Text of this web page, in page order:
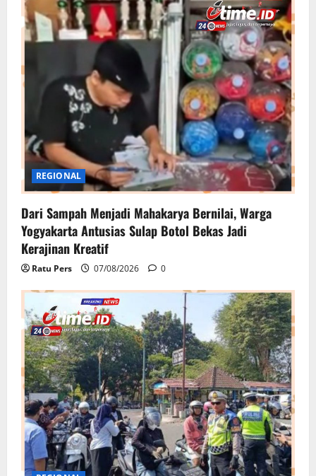
REGIONAL
Dari Sampah Menjadi Mahakarya Bernilai, Warga
Yogyakarta Antusias Sulap Botol Bekas Jadi
Kerajinan Kreatif
Ratu Pers 07/08/2026 0